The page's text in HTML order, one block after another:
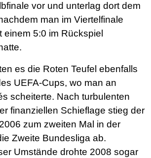
vor und unterlag dort dem
man im Viertelfinale
einem 5:0 im Rückspiel
es die Roten Teufel ebenfalls
UEFA-Cups, wo man an
scheiterte. Nach turbulenten
finanziellen Schieflage stieg der
zum zweiten Mal in der
Zweite Bundesliga ab.
Umstände drohte 2008 sogar